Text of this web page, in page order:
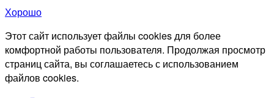
Хорошо
Этот сайт использует файлы cookies для более
комфортной работы пользователя. Продолжая просмотр
страниц сайта, вы соглашаетесь с использованием
файлов cookies.